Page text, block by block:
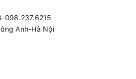
098.237.6215
Anh-Hà Nội